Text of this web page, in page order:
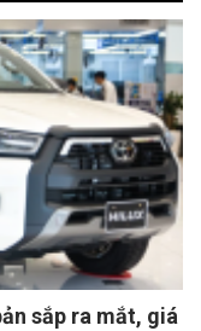
sắp ra mắt, giá